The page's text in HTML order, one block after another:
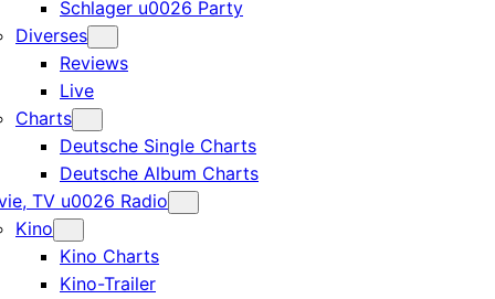
Schlager u0026 Party
Diverses
Reviews
Live
Charts
Deutsche Single Charts
Deutsche Album Charts
TV u0026 Radio
Kino
Kino Charts
Kino-Trailer